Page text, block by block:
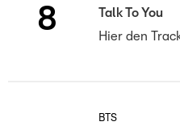
8
Talk To You
Hier den
BTS